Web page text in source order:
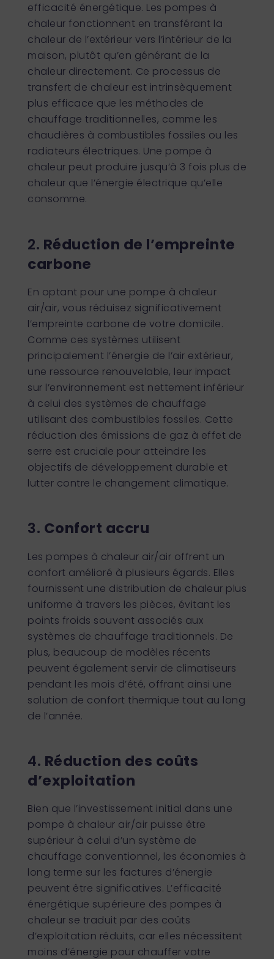
efficacité énergétique. Les pompes à
chaleur fonctionnent en transférant la
chaleur de l’extérieur vers l’intérieur de la
maison, plutôt qu’en générant de la
chaleur directement. Ce processus de
transfert de chaleur est intrinsèquement
plus efficace que les méthodes de
chauffage traditionnelles, comme les
chaudières à combustibles fossiles ou les
radiateurs électriques. Une pompe à
chaleur peut produire jusqu’à 3 fois plus de
chaleur que l’énergie électrique qu’elle
consomme.
2. Réduction de l’empreinte
carbone
En optant pour une pompe à chaleur
air/air, vous réduisez significativement
l’empreinte carbone de votre domicile.
Comme ces systèmes utilisent
principalement l’énergie de l’air extérieur,
une ressource renouvelable, leur impact
sur l’environnement est nettement inférieur
à celui des systèmes de chauffage
utilisant des combustibles fossiles. Cette
réduction des émissions de gaz à effet de
serre est cruciale pour atteindre les
objectifs de développement durable et
lutter contre le changement climatique.
3. Confort accru
Les pompes à chaleur air/air offrent un
confort amélioré à plusieurs égards. Elles
fournissent une distribution de chaleur plus
uniforme à travers les pièces, évitant les
points froids souvent associés aux
systèmes de chauffage traditionnels. De
plus, beaucoup de modèles récents
peuvent également servir de climatiseurs
pendant les mois d’été, offrant ainsi une
solution de confort thermique tout au long
de l’année.
4. Réduction des coûts
d’exploitation
Bien que l’investissement initial dans une
pompe à chaleur air/air puisse être
supérieur à celui d’un système de
chauffage conventionnel, les économies à
long terme sur les factures d’énergie
peuvent être significatives. L’efficacité
énergétique supérieure des pompes à
chaleur se traduit par des coûts
d’exploitation réduits, car elles nécessitent
moins d’énergie pour chauffer votre